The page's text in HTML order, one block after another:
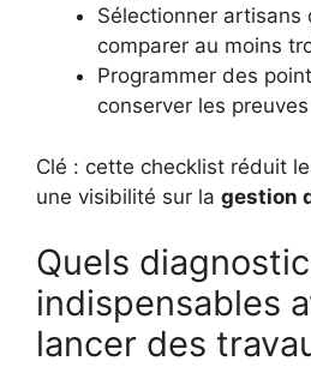
Sélectionner artisans
comparer au moins
Programmer des
conserver les
Clé : cette checklist réduit
une visibilité sur la gestion
Quels
indispensables
lancer des